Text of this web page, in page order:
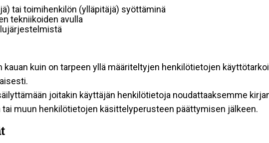
tai toimihenkilön (ylläpitäjä) syöttäminä
tekniikoiden avulla
kauan kuin on tarpeen yllä määriteltyjen henkilötietojen
joitakin käyttäjän henkilötietoja noudattaaksemme
tai muun henkilötietojen käsittelyperusteen päättymisen jälkeen.